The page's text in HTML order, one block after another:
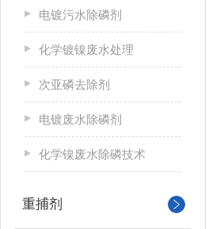
电镀污水除磷剂
化学镀镍废水处理
次亚磷去除剂
电镀废水除磷剂
化学镍废水除磷技术
重捕剂